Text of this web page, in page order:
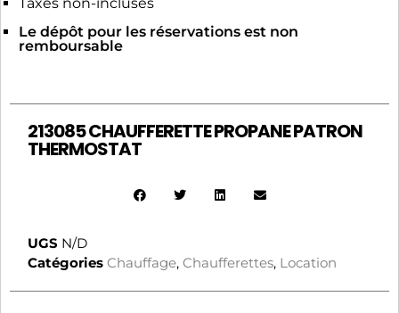
Le dépôt pour les réservations est non
remboursable
213085 CHAUFFERETTE PROPANE PATRON
THERMOSTAT
UGS N/D
Catégories Chauffage, Chaufferettes, Location